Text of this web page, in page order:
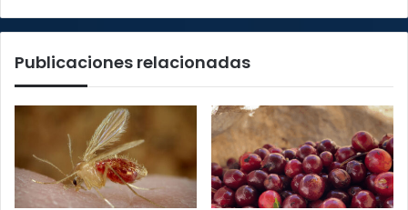
año
funcionamiento
Publicaciones relacionadas